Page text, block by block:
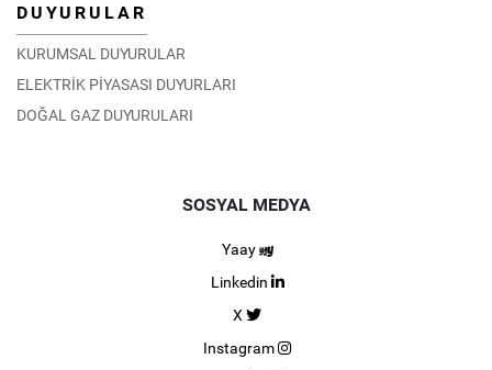
DUYURULAR
KURUMSAL DUYURULAR
ELEKTRİK PİYASASI DUYURLARI
DOĞAL GAZ DUYURULARI
SOSYAL MEDYA
Yaay
Linkedin
X
Instagram